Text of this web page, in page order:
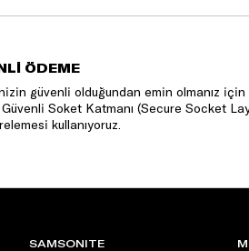
ÖDEME
güvenli olduğundan emin olmanız için
Soket Katmanı (Secure Socket
kullanıyoruz.
SAMSONITE